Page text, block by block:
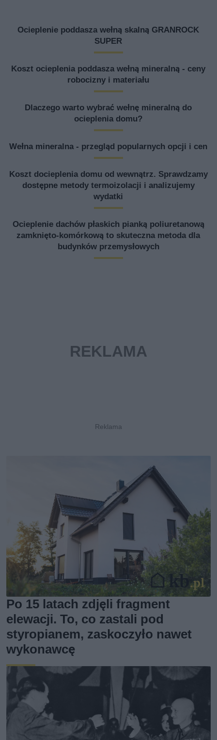
Ocieplenie poddasza wełną skalną GRANROCK
SUPER
Koszt ocieplenia poddasza wełną mineralną - ceny
robocizny i materiału
Dlaczego warto wybrać wełnę mineralną do
ocieplenia domu?
Wełna mineralna - przegląd popularnych opcji i cen
Koszt docieplenia domu od wewnątrz. Sprawdzamy
dostępne metody termoizolacji i analizujemy
wydatki
Ocieplenie dachów płaskich pianką poliuretanową
zamknięto-komórkową to skuteczna metoda dla
budynków przemysłowych
Po 15 latach zdjęli fragment
elewacji. To, co zastali pod
styropianem, zaskoczyło nawet
wykonawcę